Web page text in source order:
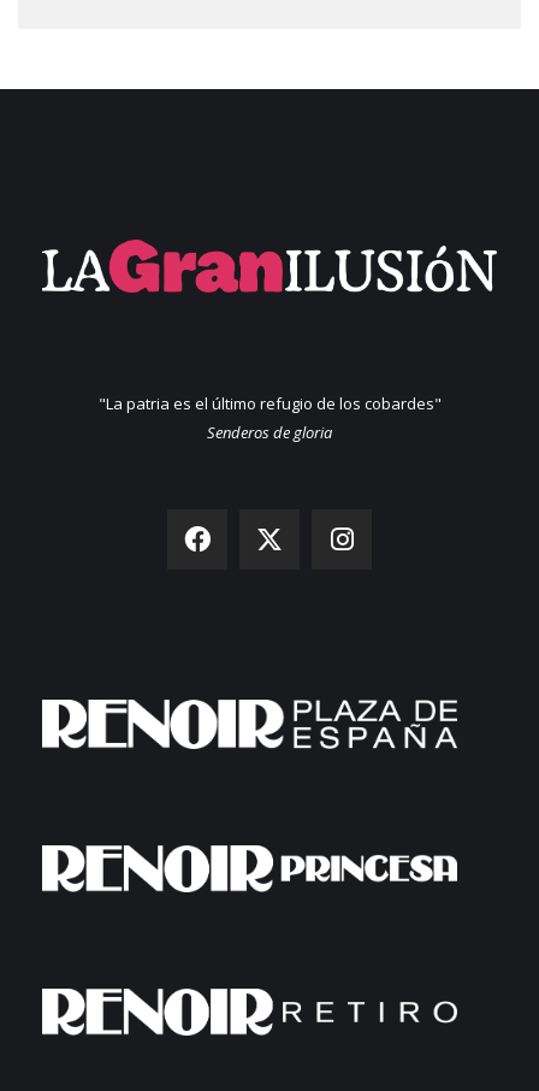
"La patria es el último refugio de los cobardes"
Senderos de gloria